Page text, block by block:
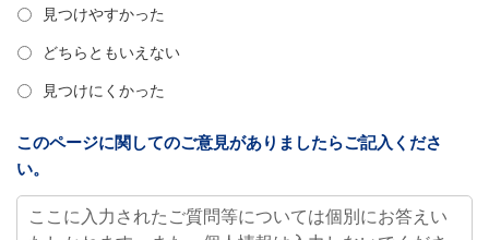
見つけやすかった
どちらともいえない
見つけにくかった
このページに関してのご意見がありましたらご記入くださ
い。